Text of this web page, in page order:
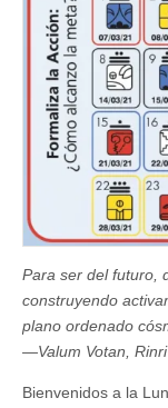
Para ser del futuro,
construyendo
plano ordenado
—Valum Votan,
Bienvenidos a la